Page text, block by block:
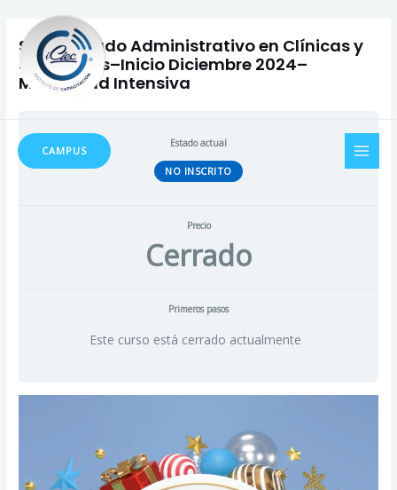
contenido
CAMPUS
Secretariado Administrativo en Clínicas y
Sanatorios–Inicio Diciembre 2024–
Modalidad Intensiva
Estado actual
NO INSCRITO
Precio
Cerrado
Primeros pasos
Este curso está cerrado actualmente